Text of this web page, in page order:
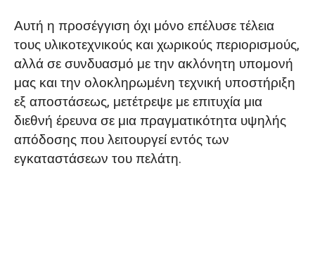
Αυτή η προσέγγιση όχι μόνο επέλυσε τέλεια
τους υλικοτεχνικούς και χωρικούς περιορισμούς,
αλλά σε συνδυασμό με την ακλόνητη υπομονή
μας και την ολοκληρωμένη τεχνική υποστήριξη
εξ αποστάσεως, μετέτρεψε με επιτυχία μια
διεθνή έρευνα σε μια πραγματικότητα υψηλής
απόδοσης που λειτουργεί εντός των
εγκαταστάσεων του πελάτη.